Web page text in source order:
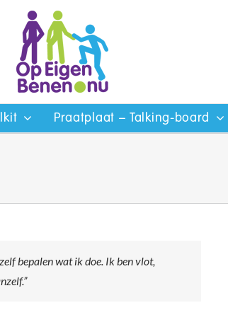
Praatplaat – Talking-board
bepalen wat ik doe. Ik ben vlot,